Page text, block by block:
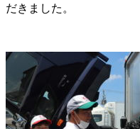
だきました。